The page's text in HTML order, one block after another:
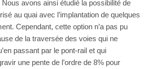
avons ainsi étudié la possibilité de
au quai avec l’implantation de quelques
Cependant, cette option n’a pas pu
de la traversée des voies qui ne
passant par le pont-rail et qui
une pente de l’ordre de 8% pour